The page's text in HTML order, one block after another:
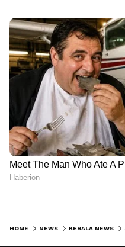
HOME NEWS KERALA NEWS